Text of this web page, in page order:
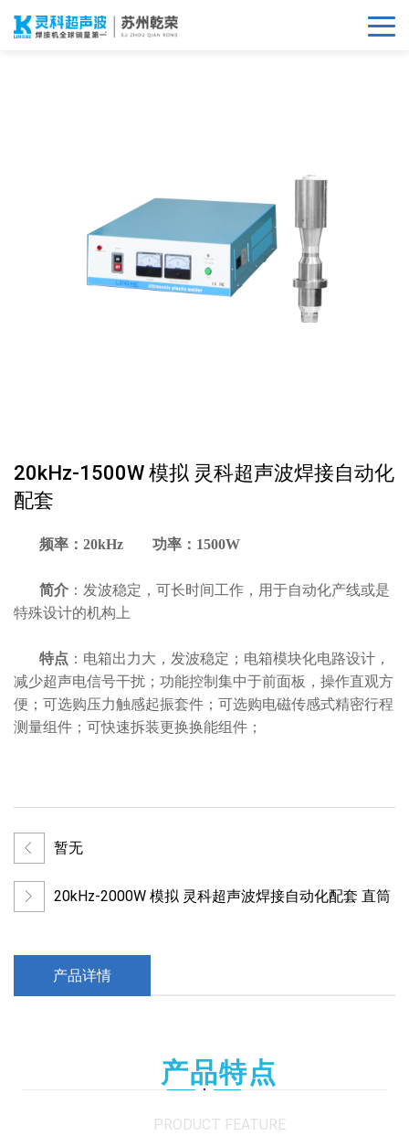
20kHz-1500W 模拟 灵科超声波焊接自动化
配套
频率：20kHz 功率：1500W
简介 ：发波稳定，可长时间工作，用于自动化产线或是
特殊设计的机构上
特点 ：电箱出力大，发波稳定；电箱模块化电路设计，
减少超声电信号干扰；功能控制集中于前面板，操作直观方
便；可选购压力触感起振套件；可选购电磁传感式精密行程
测量组件；可快速拆装更换换能组件；
暂无
20kHz-2000W 模拟 灵科超声波焊接自动化配套 直筒
产品详情
产品特点
PRODUCT FEATURE